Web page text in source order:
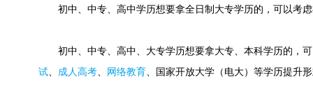
初中、中专、高中学历想要拿全日制大专学历的，可以考虑
初中、中专、高中、大专学历想要拿大专、本科学历的，可
试、 成人高考、 网络教育、国家开放大学（电大）等学历提升